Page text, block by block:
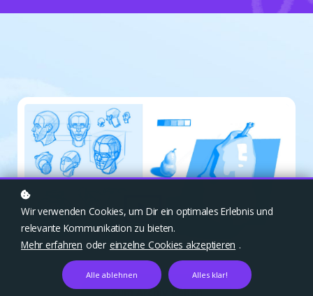
Zum Archiv gehen
Wir verwenden Cookies, um Dir ein optimales Erlebnis und
relevante Kommunikation zu bieten.
Mehr erfahren oder einzelne Cookies akzeptieren .
Alle ablehnen Alles klar!